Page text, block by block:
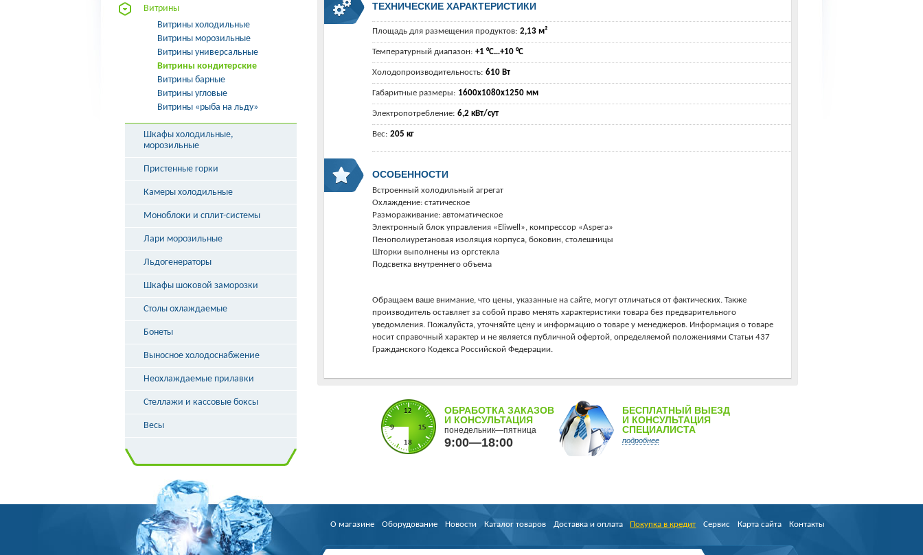
ТЕХНИЧЕСКИЕ ХАРАКТЕРИСТИКИ
Площадь для размещения продуктов: 2,13 м²
Температурный диапазон: +1 °C…+10 °C
Холодопроизводительность: 610 Вт
Габаритные размеры: 1600х1080х1250 мм
Электропотребление: 6,2 кВт/сут
Вес: 205 кг
ОСОБЕННОСТИ
Встроенный холодильный агрегат
Охлаждение: статическое
Размораживание: автоматическое
Электронный блок управления «Eliwell», компрессор «Aspera»
Пенополиуретановая изоляция корпуса, боковин, столешницы
Шторки выполнены из оргстекла
Подсветка внутреннего объема
Обращаем ваше внимание, что цены, указанные на сайте, могут отличаться от фактических. Также
производитель оставляет за собой право менять характеристики товара без предварительного
уведомления. Пожалуйста, уточняйте цену и информацию о товаре у менеджеров. Информация о товаре
носит справочный характер и не является публичной офертой, определяемой положениями Статьи 437
Гражданского Кодекса Российской Федерации.
ОБРАБОТКА ЗАКАЗОВ
И КОНСУЛЬТАЦИЯ
понедельник—пятница
9:00—18:00
БЕСПЛАТНЫЙ ВЫЕЗД
И КОНСУЛЬТАЦИЯ
СПЕЦИАЛИСТА
подробнее
Витрины
Витрины холодильные
Витрины морозильные
Витрины универсальные
Витрины кондитерские
Витрины барные
Витрины угловые
Витрины «рыба на льду»
Шкафы холодильные,
морозильные
Пристенные горки
Камеры холодильные
Моноблоки и сплит-системы
Лари морозильные
Льдогенераторы
Шкафы шоковой заморозки
Столы охлаждаемые
Бонеты
Выносное холодоснабжение
Неохлаждаемые прилавки
Стеллажи и кассовые боксы
Весы
О магазине Оборудование Новости Каталог товаров Доставка и оплата Покупка в кредит Сервис Карта сайта Контакты